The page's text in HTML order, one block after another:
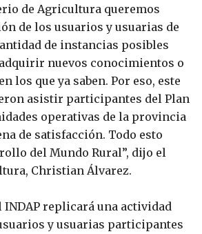
de Agricultura queremos
de los usuarios y usuarias de
de instancias posibles
nuevos conocimientos o
los que ya saben. Por eso, este
asistir participantes del Plan
operativas de la provincia
de satisfacción. Todo esto
del Mundo Rural”, dijo el
Christian Álvarez.
replicará una actividad
y usuarias participantes